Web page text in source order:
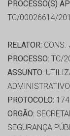
PROCESSO(S)
TC/00026614/
RELATOR: CONS.
PROCESSO: TC/
ASSUNTO:
PROTOCOLO:
ORGÃO:
SEGURANÇA